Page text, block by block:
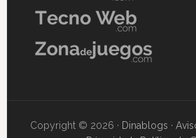
Copyright © 2026 · Dinablogs ·